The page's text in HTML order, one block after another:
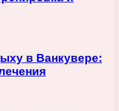
в Ванкувере: